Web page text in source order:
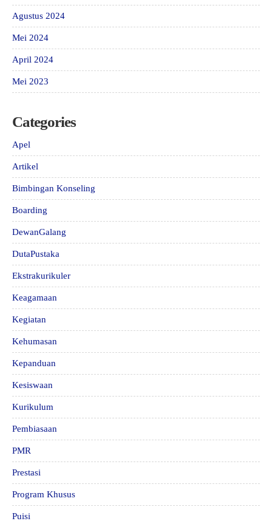
Agustus 2024
Mei 2024
April 2024
Mei 2023
Categories
Apel
Artikel
Bimbingan Konseling
Boarding
DewanGalang
DutaPustaka
Ekstrakurikuler
Keagamaan
Kegiatan
Kehumasan
Kepanduan
Kesiswaan
Kurikulum
Pembiasaan
PMR
Prestasi
Program Khusus
Puisi